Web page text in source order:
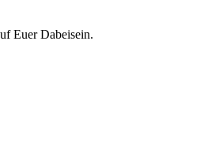
Euer Dabeisein.